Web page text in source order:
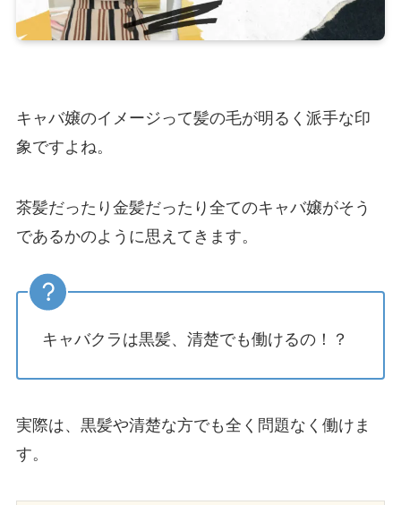
キャバ嬢のイメージって髪の毛が明るく派手な印
象ですよね。
茶髪だったり金髪だったり全てのキャバ嬢がそう
であるかのように思えてきます。
キャバクラは黒髪、清楚でも働けるの！？
実際は、黒髪や清楚な方でも全く問題なく働けま
す。